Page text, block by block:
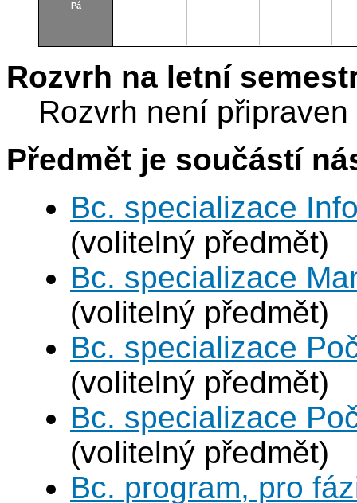
Pá
Rozvrh na letní
Rozvrh není připraven
Předmět je součástí
Bc. specializace
(volitelný předmět)
Bc. specializace
(volitelný předmět)
Bc. specializace
(volitelný předmět)
Bc. specializace
(volitelný předmět)
Bc. program, pro